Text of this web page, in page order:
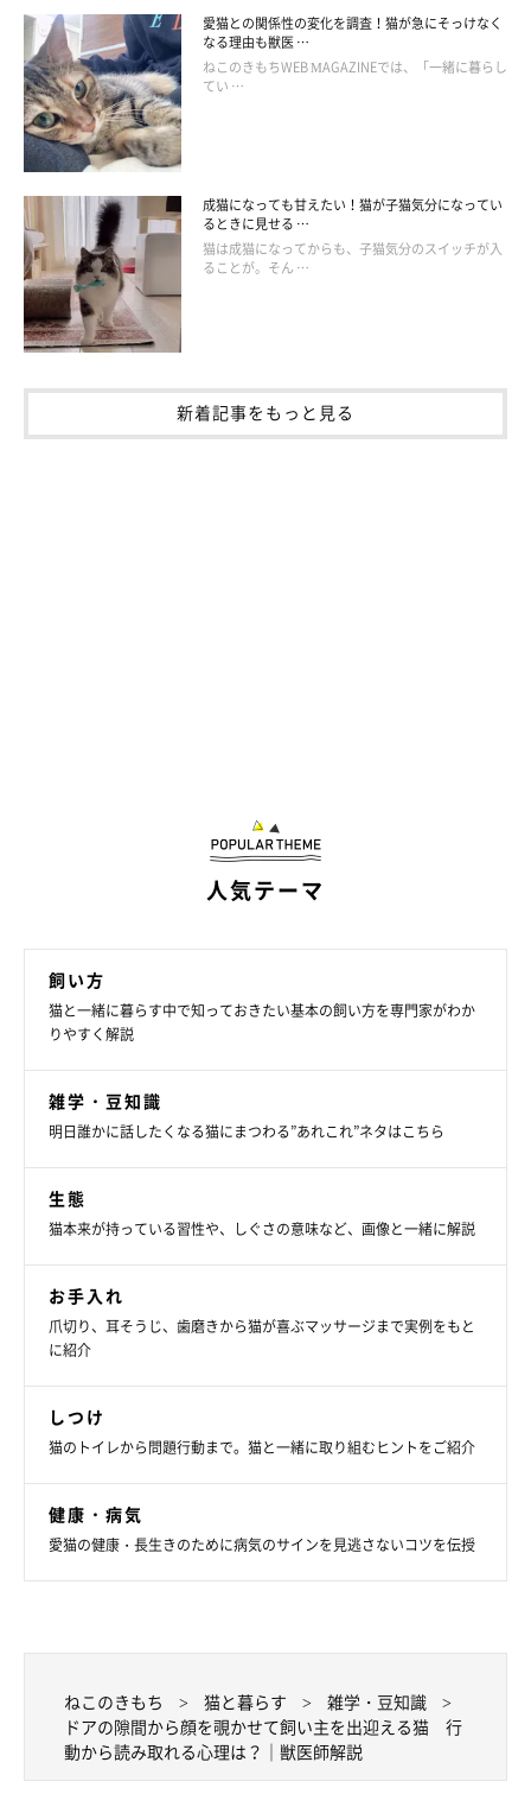
ささみ(@sasa_mi1022)がシェアした投稿
@sasa_mi1022
飼い主さんが帰ってくると、ささみくんはドアの隙間から顔を覗
かせてお出迎えをしてくれたそうです。猫のこの行動からは、ど
のようなことが読み取れるのでしょうか。
ねこのきもち獣医師相談室の山口みき先生
山口先生：
「ささみくんは、飼い主さんが帰ってきたのが嬉しかったのでし
ょうね。早く飼い主さんに会いたくて、ドアの隙間から顔を覗か
せてお出迎えしていたのではないでしょうか。
ささみくんのように愛猫がお出迎えをしてくれたときは、優しく
愛猫との関係性の変化を調査！猫が急にそっけなく
なる理由も獣医 …
ねこのきもちWEB MAGAZINEでは、「一緒に暮らし
てい …
成猫になっても甘えたい！猫が子猫気分になってい
るときに見せる …
猫は成猫になってからも、子猫気分のスイッチが入
ることが。そん …
新着記事をもっと見る
人気テーマ
飼い方
猫と一緒に暮らす中で知っておきたい基本の飼い方を専門家がわか
りやすく解説
雑学・豆知識
明日誰かに話したくなる猫にまつわる”あれこれ”ネタはこちら
生態
猫本来が持っている習性や、しぐさの意味など、画像と一緒に解説
お手入れ
爪切り、耳そうじ、歯磨きから猫が喜ぶマッサージまで実例をもと
に紹介
しつけ
猫のトイレから問題行動まで。猫と一緒に取り組むヒントをご紹介
健康・病気
愛猫の健康・長生きのために病気のサインを見逃さないコツを伝授
ねこのきもち 猫と暮らす
雑学・豆知識
ドアの隙間から顔を覗かせて飼い主を出迎える猫 行
動から読み取れる心理は？｜獣医師解説